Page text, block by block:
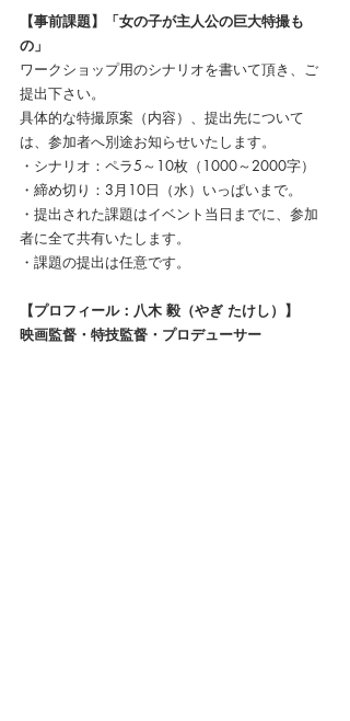
【事前課題】「女の子が主人公の巨大特撮も
の」
ワークショップ用のシナリオを書いて頂き、ご
提出下さい。
具体的な特撮原案（内容）、提出先について
は、参加者へ別途お知らせいたします。
・シナリオ：ペラ5～10枚（1000～2000字）
・締め切り：3月10日（水）いっぱいまで。
・提出された課題はイベント当日までに、参加
者に全て共有いたします。
・課題の提出は任意です。
【プロフィール：八木 毅（やぎ たけし）】
映画監督・特技監督・プロデューサー